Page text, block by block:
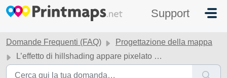
Salta al contenuto principale
Support
Domande Frequenti (FAQ)
Progettazione della mappa
L’effetto di hillshading appare pixelato quando apro un file SVG in Illustrator. Cosa posso fare?